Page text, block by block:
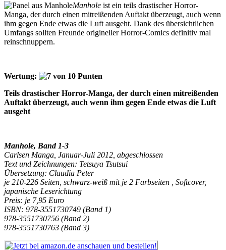
Manhole ist ein teils drastischer Horror-
Manga, der durch einen mitreißenden Auftakt überzeugt, auch wenn
ihm gegen Ende etwas die Luft ausgeht. Dank des übersichtlichen
Umfangs sollten Freunde origineller Horror-Comics definitiv mal
reinschnuppern.
Wertung:
Teils drastischer Horror-Manga, der durch einen mitreißenden
Auftakt überzeugt, auch wenn ihm gegen Ende etwas die Luft
ausgeht
Manhole, Band 1-3
Carlsen Manga, Januar-Juli 2012, abgeschlossen
Text und Zeichnungen: Tetsuya Tsutsui
Übersetzung: Claudia Peter
je 210-226 Seiten, schwarz-weiß mit je 2 Farbseiten , Softcover,
japanische Leserichtung
Preis: je 7,95 Euro
ISBN: 978-3551730749 (Band 1)
978-3551730756 (Band 2)
978-3551730763 (Band 3)